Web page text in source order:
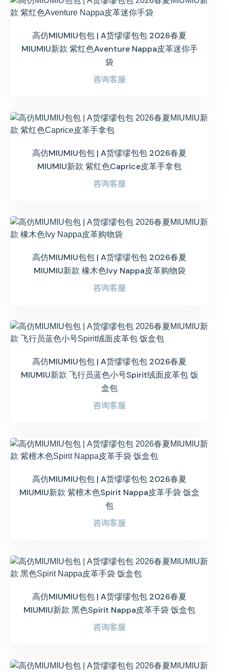
高仿MIUMIU包包 | A货缪缪包包 2026春夏
MIUMIU新款 紫红色Aventure Nappa皮革迷你手
袋
咨询客服
高仿MIUMIU包包 | A货缪缪包包 2026春夏
MIUMIU新款 紫红色Caprice皮革手拿包
咨询客服
高仿MIUMIU包包 | A货缪缪包包 2026春夏
MIUMIU新款 橡木色Ivy Nappa皮革购物袋
咨询客服
高仿MIUMIU包包 | A货缪缪包包 2026春夏
MIUMIU新款 飞行员蓝色小号Spirit绒面皮革包 饭
盒包
咨询客服
高仿MIUMIU包包 | A货缪缪包包 2026春夏
MIUMIU新款 紫檀木色Spirit Nappa皮革手袋 饭盒
包
咨询客服
高仿MIUMIU包包 | A货缪缪包包 2026春夏
MIUMIU新款 黑色Spirit Nappa皮革手袋 饭盒包
咨询客服